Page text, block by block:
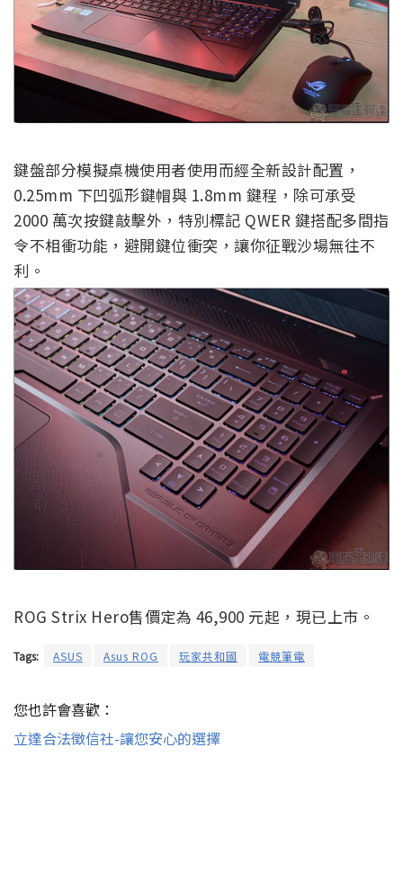
鍵盤部分模擬桌機使用者使用而經全新設計配置，
0.25mm 下凹弧形鍵帽與 1.8mm 鍵程，除可承受
2000 萬次按鍵敲擊外，特別標記 QWER 鍵搭配多間指
令不相衝功能，避開鍵位衝突，讓你征戰沙場無往不
利。
ROG Strix Hero售價定為 46,900 元起，現已上市。
Tags: ASUS Asus ROG 玩家共和國 電競筆電
您也許會喜歡：
立達合法徵信社-讓您安心的選擇